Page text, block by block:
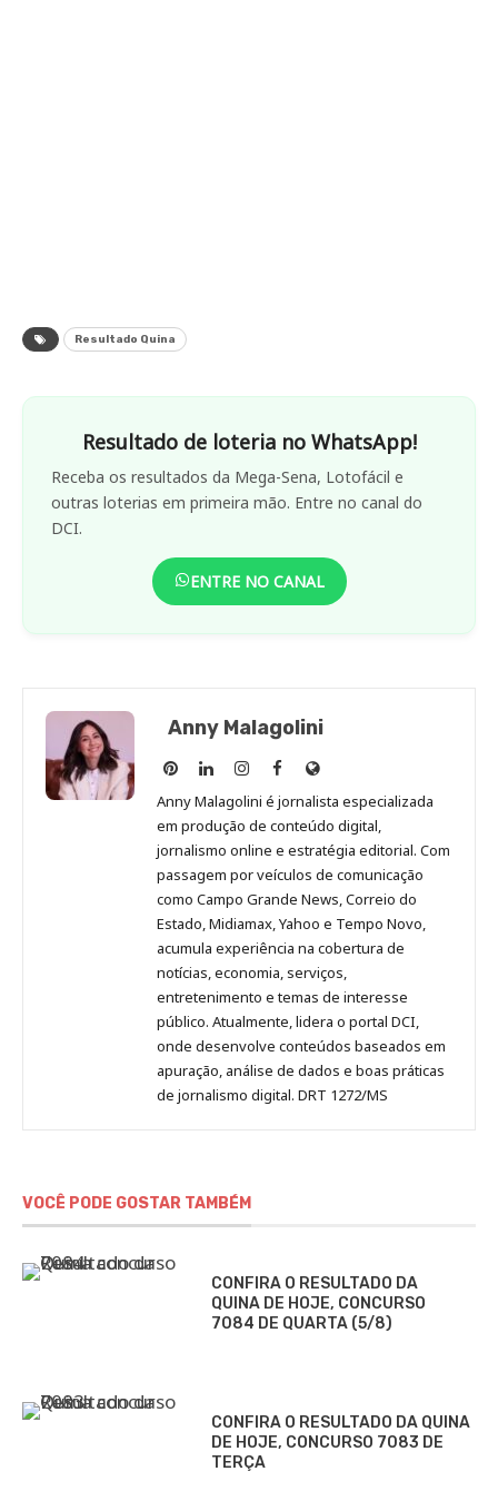
Resultado Quina
Resultado de loteria no WhatsApp!
Receba os resultados da Mega-Sena, Lotofácil e
outras loterias em primeira mão. Entre no canal do
DCI.
ENTRE NO CANAL
Anny Malagolini
Anny
Malagolini
no
Pinterest
Anny
Malagolini
no
LinkedIn
Anny
Malagolini
no
Instagram
Anny
Malagolini
no
Facebook
Site
de
Anny
Malagolini
Anny Malagolini é jornalista especializada
em produção de conteúdo digital,
jornalismo online e estratégia editorial. Com
passagem por veículos de comunicação
como Campo Grande News, Correio do
Estado, Midiamax, Yahoo e Tempo Novo,
acumula experiência na cobertura de
notícias, economia, serviços,
entretenimento e temas de interesse
público. Atualmente, lidera o portal DCI,
onde desenvolve conteúdos baseados em
apuração, análise de dados e boas práticas
de jornalismo digital. DRT 1272/MS
VOCÊ PODE GOSTAR TAMBÉM
CONFIRA O RESULTADO DA
QUINA DE HOJE, CONCURSO
7084 DE QUARTA (5/8)
CONFIRA O RESULTADO DA QUINA
DE HOJE, CONCURSO 7083 DE
TERÇA